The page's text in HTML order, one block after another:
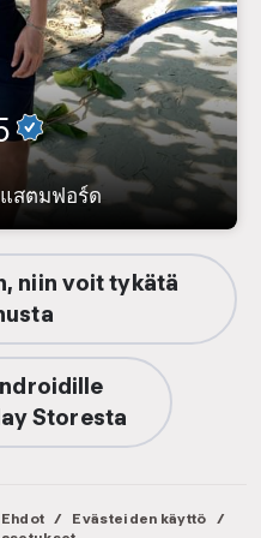
สตมฟอร์ด
niin voit tykätä
Storesta
Ehdot / Evästeiden käyttö /